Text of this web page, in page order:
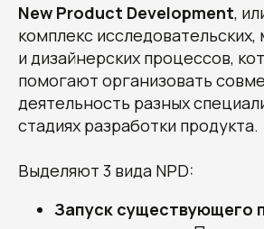
New Product Development,
комплекс
и дизайнерских процессов,
помогают организовать
деятельность разных
стадиях разработки продукта.
Выделяют 3 вида NPD:
Запуск существующего